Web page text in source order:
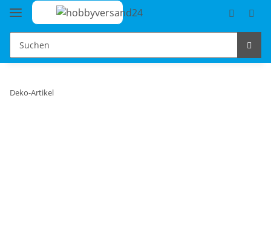
Deko-Artikel